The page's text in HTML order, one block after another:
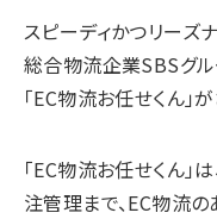
スピーディかつリーズ
総合物流企業SBSグル
「EC物流お任せくん」
「EC物流お任せくん」
注管理まで、EC物流